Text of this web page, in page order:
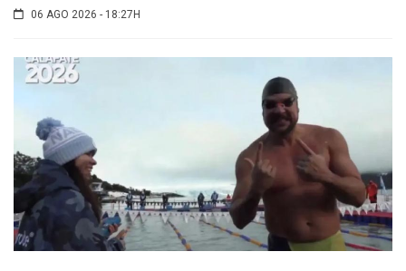
06 AGO 2026 - 18:27H